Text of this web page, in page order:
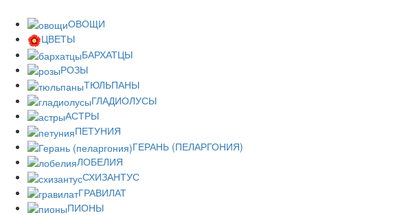
ОВОЩИ
ЦВЕТЫ
БАРХАТЦЫ
РОЗЫ
ТЮЛЬПАНЫ
ГЛАДИОЛУСЫ
АСТРЫ
ПЕТУНИЯ
ГЕРАНЬ (ПЕЛАРГОНИЯ)
ЛОБЕЛИЯ
СХИЗАНТУС
ГРАВИЛАТ
ПИОНЫ